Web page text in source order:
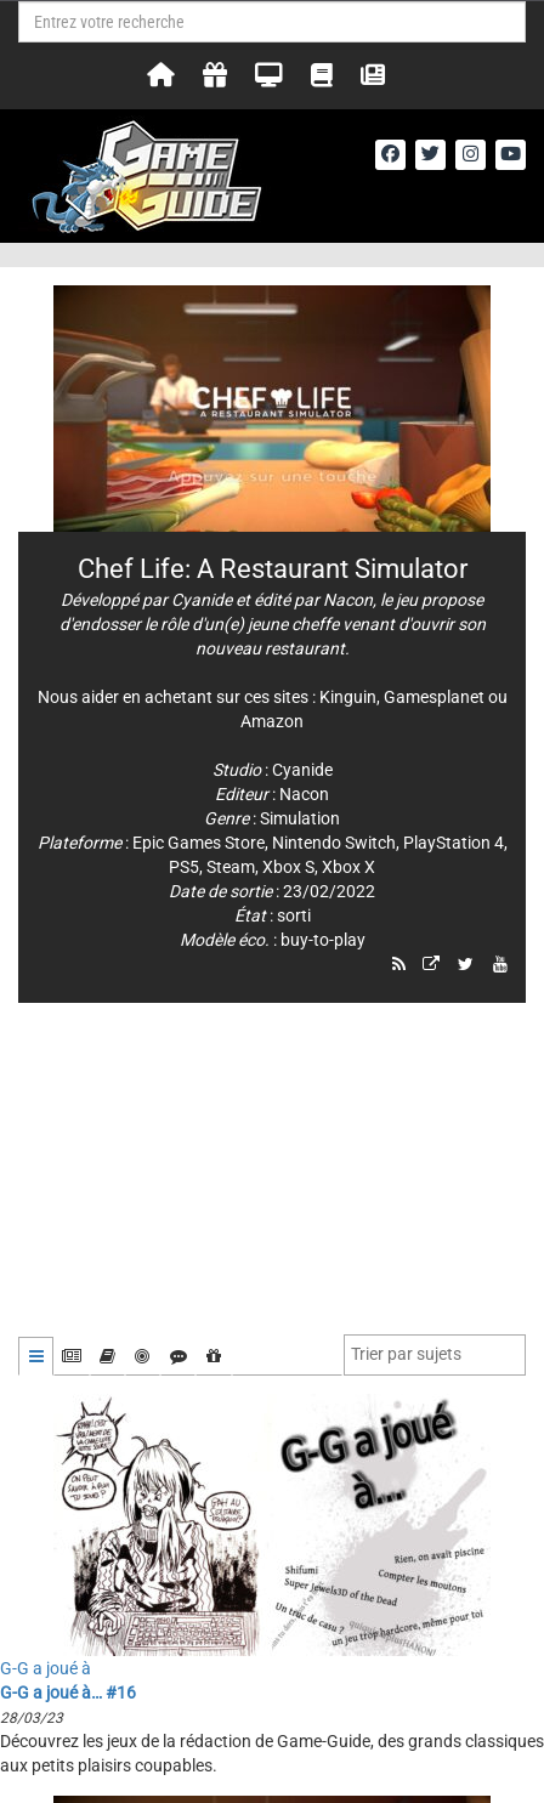
G-G a joué à
G-G a joué à… #16
28/03/23
Découvrez les jeux de la rédaction de Game-Guide, des grands classiques
aux petits plaisirs coupables.
Chef Life: A Restaurant Simulator
Développé par Cyanide et édité par Nacon, le jeu propose
d'endosser le rôle d'un(e) jeune cheffe venant d'ouvrir son
nouveau restaurant.
Nous aider en achetant sur ces sites : Kinguin, Gamesplanet ou
Amazon
Studio:Cyanide
Editeur: Nacon
Genre:Simulation
Plateforme: Epic Games Store, Nintendo Switch, PlayStation 4,
PS5, Steam, Xbox S, Xbox X
Date de sortie: 23/02/2022
État: sorti
Modèle éco. : buy-to-play